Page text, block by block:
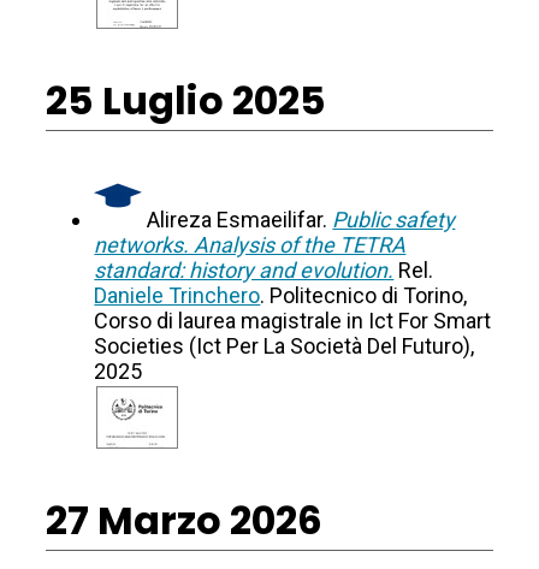
25 Luglio 2025
Alireza Esmaeilifar. Public safety
networks. Analysis of the TETRA
standard: history and evolution. Rel.
Daniele Trinchero. Politecnico di Torino,
Corso di laurea magistrale in Ict For Smart
Societies (Ict Per La Società Del Futuro),
2025
27 Marzo 2026